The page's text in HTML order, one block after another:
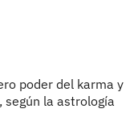
poder del karma y
según la astrología